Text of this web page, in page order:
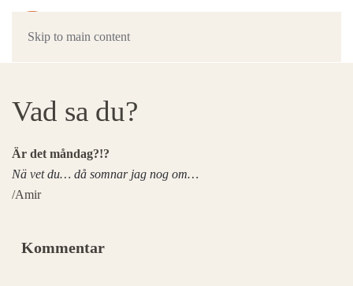
Skip to main content
Vad sa du?
Är det måndag?!?
Nä vet du… då somnar jag nog om…
/Amir
Kommentar